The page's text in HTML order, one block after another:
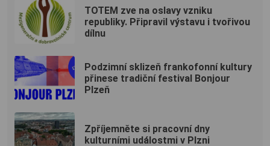
TOTEM zve na oslavy vzniku
republiky. Připravil výstavu i tvořivou
dílnu
Podzimní sklizeň frankofonní kultury
přinese tradiční festival Bonjour
Plzeň
Zpříjemněte si pracovní dny
kulturními událostmi v Plzni